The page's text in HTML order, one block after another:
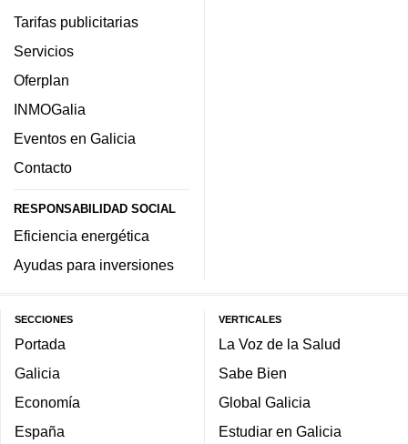
Tarifas publicitarias
Servicios
Oferplan
INMOGalia
Eventos en Galicia
Contacto
RESPONSABILIDAD SOCIAL
Eficiencia energética
Ayudas para inversiones
SECCIONES
Portada
Galicia
Economía
España
VERTICALES
La Voz de la Salud
Sabe Bien
Global Galicia
Estudiar en Galicia